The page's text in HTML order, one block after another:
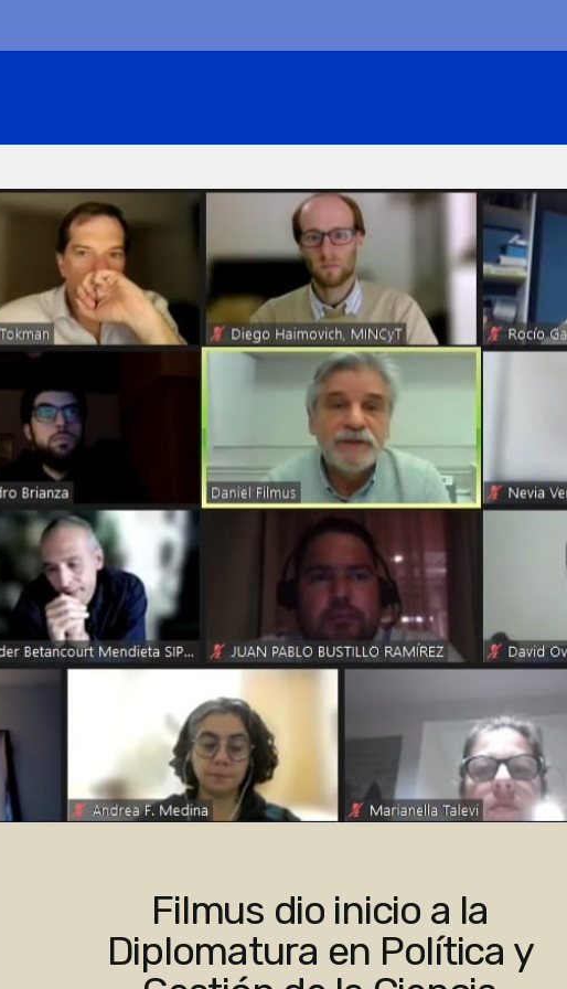
Filmus dio inicio a la
Diplomatura en Política y